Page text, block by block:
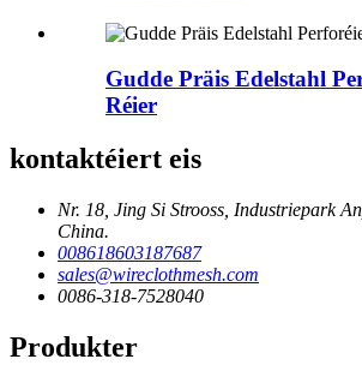
Gudde Präis Edelstahl
Réier
kontaktéiert eis
Nr. 18, Jing Si Strooss, Industriepark
China.
008618603187687
sales@wireclothmesh.com
0086-318-7528040
Produkter